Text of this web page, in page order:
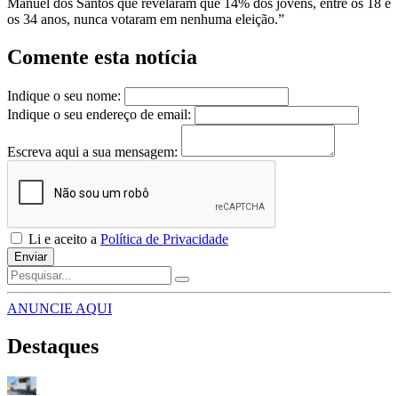
Manuel dos Santos que revelaram que 14% dos jovens, entre os 18 e
os 34 anos, nunca votaram em nenhuma eleição.”
Comente esta notícia
Indique o seu nome:
Indique o seu endereço de email:
Escreva aqui a sua mensagem:
Li e aceito a Política de Privacidade
Enviar
ANUNCIE AQUI
Destaques